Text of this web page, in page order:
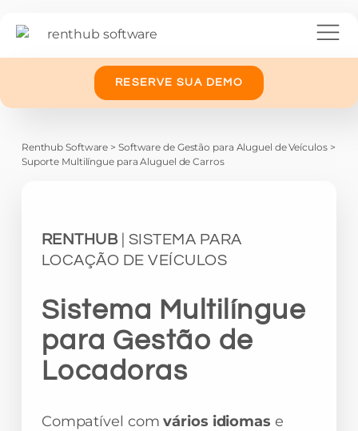
RESERVE SUA DEMO
Renthub Software > Software de Gestão para Aluguel de Veículos>
Suporte Multilíngue para Aluguel de Carros
RENTHUB| SISTEMA PARA
LOCAÇÃO DE VEÍCULOS
Sistema Multilíngue
para Gestão de
Locadoras
Compatível comvários idiomas e